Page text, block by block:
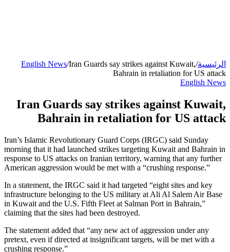
الرئيسية/
English News/Iran Guards say strikes against Kuwait,
Bahrain in retaliation for US attack
English News
Iran Guards say strikes against Kuwait,
Bahrain in retaliation for US attack
Iran’s Islamic Revolutionary Guard Corps (IRGC) said Sunday
morning that it had launched strikes targeting Kuwait and Bahrain in
response to US attacks on Iranian territory, warning that any further
American aggression would be met with a “crushing response.”
In a statement, the IRGC said it had targeted “eight sites and key
infrastructure belonging to the US military at Ali Al Salem Air Base
in Kuwait and the U.S. Fifth Fleet at Salman Port in Bahrain,”
claiming that the sites had been destroyed.
The statement added that “any new act of aggression under any
pretext, even if directed at insignificant targets, will be met with a
crushing response.”